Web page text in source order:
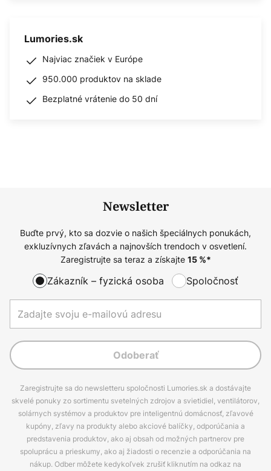
Lumories.sk
Najviac značiek v Európe
950.000 produktov na sklade
Bezplatné vrátenie do 50 dní
Newsletter
Buďte prvý, kto sa dozvie o našich špeciálnych ponukách,
exkluzívnych zľavách a najnovších trendoch v osvetlení.
Zaregistrujte sa teraz a získajte 15%*
Zákazník – fyzická osoba Spoločnosť
Odoberať
Zaregistrujte sa do newsletteru spoločnosti Lumories.sk a dostávajte
skvelé ponuky zo sortimentu svetelných zdrojov a svietidiel, ventilátorov,
solárnych systémov a produktov pre inteligentnú domácnosť, zľavové
kupóny, zľavy na produkty alebo akciové balíčky, odporúčania a
predstavenia produktov, ako aj obsah od možných partnerov pre
spoluprácu a prieskumy, ako aj žiadosti o recenzie a odporúčania na
nákup. Odber môžete kedykoľvek zrušiť kliknutím na odkaz na